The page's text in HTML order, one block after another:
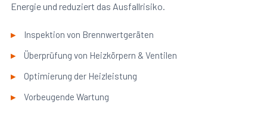
Energie und reduziert das Ausfallrisiko.
Inspektion von Brennwertgeräten
Überprüfung von Heizkörpern & Ventilen
Optimierung der Heizleistung
Vorbeugende Wartung